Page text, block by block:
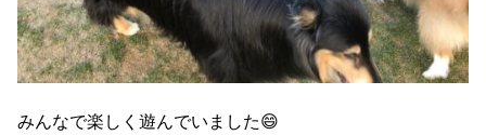
みんなで楽しく遊んでいました😄